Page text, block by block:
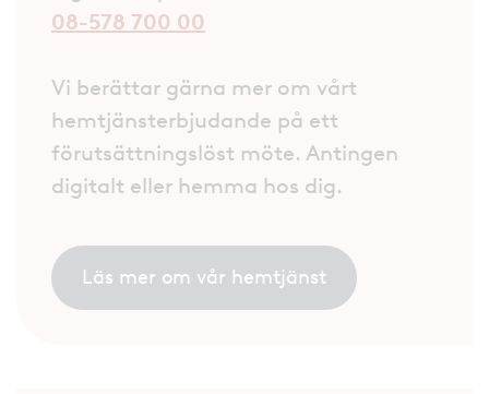
08-578 700 00
Vi berättar gärna mer om vårt
hemtjänsterbjudande på ett
förutsättningslöst möte. Antingen
digitalt eller hemma hos dig.
Läs mer om vår hemtjänst